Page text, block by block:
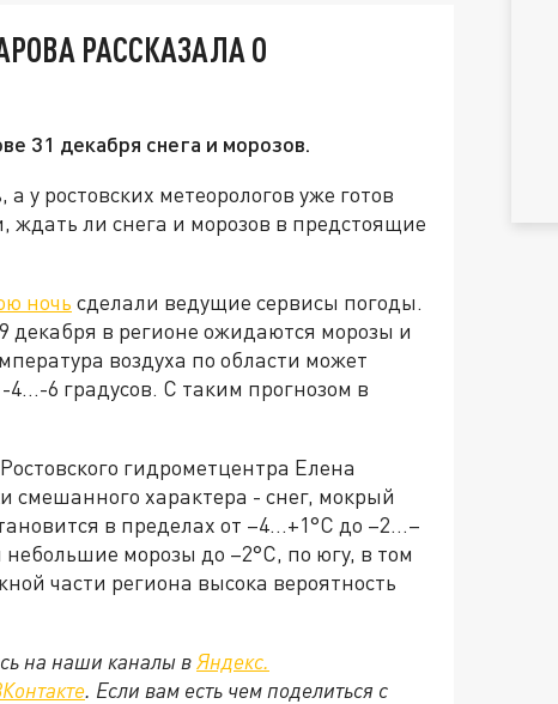
РАССКАЗАЛА О
31 декабря снега и морозов.
у ростовских метеорологов уже готов
ли снега и морозов в предстоящие
ночь сделали ведущие сервисы погоды.
декабря в регионе ожидаются морозы и
воздуха по области может
4…-6 градусов. С таким прогнозом в
гидрометцентра Елена
смешанного характера - снег, мокрый
в пределах от –4...+1°С до –2…–
морозы до –2°С, по югу, в том
части региона высока вероятность
на наши каналы вЯндекс.
. Если вам есть чем поделиться с